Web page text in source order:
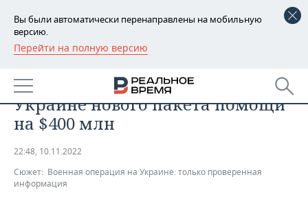
Вы были автоматически перенаправлены на мобильную
версию.
Перейти на полную версию
РЕГИОНЫ
БАШКОРТОСТАН
ТАТАРСТАН
НОВОСТИ
АНАЛИТИКА
ДЕКЛАРАЦИИ О ДОХОДАХ
НОВОСТИ ЭКОНОМИКИ
ПРОМЫШЛЕННОСТЬ
США объявили о выделении
Украине нового пакета помощи
на $400 млн
22:48, 10.11.2022
Сюжет: Военная операция на Украине: только проверенная
информация